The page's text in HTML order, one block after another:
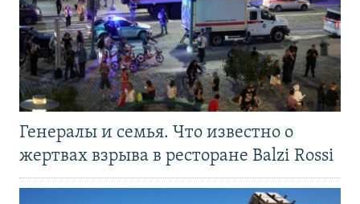
Генералы и семья. Что известно о
жертвах взрыва в ресторане Balzi Rossi